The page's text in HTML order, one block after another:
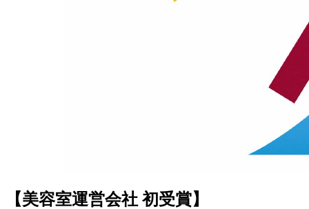
【美容室運営会社 初受賞】